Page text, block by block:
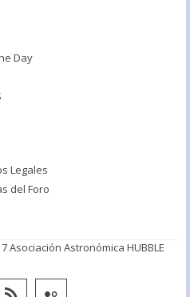
Day
Legales
del Foro
Asociación Astronómica HUBBLE